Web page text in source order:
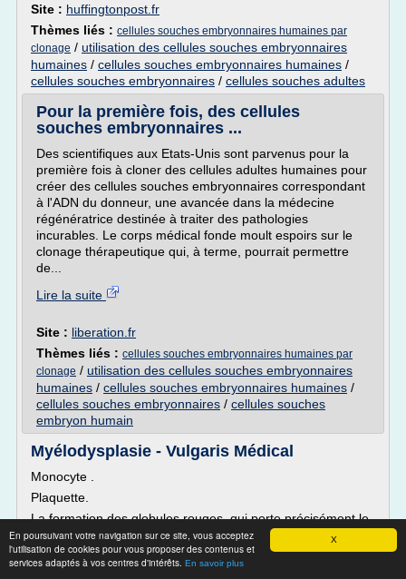
X
En poursuivant votre navigation sur ce site, vous acceptez
l'utilisation de cookies pour vous proposer des contenus et
services adaptés à vos centres d'intérêts. En savoir plus
Site : huffingtonpost.fr
Thèmes liés : cellules souches embryonnaires humaines par
clonage / utilisation des cellules souches embryonnaires
humaines / cellules souches embryonnaires humaines /
cellules souches embryonnaires / cellules souches adultes
Pour la première fois, des cellules
souches embryonnaires ...
Des scientifiques aux Etats-Unis sont parvenus pour la
première fois à cloner des cellules adultes humaines pour
créer des cellules souches embryonnaires correspondant
à l'ADN du donneur, une avancée dans la médecine
régénératrice destinée à traiter des pathologies
incurables. Le corps médical fonde moult espoirs sur le
clonage thérapeutique qui, à terme, pourrait permettre
de...
Lire la suite
Site : liberation.fr
Thèmes liés : cellules souches embryonnaires humaines par
clonage / utilisation des cellules souches embryonnaires
humaines / cellules souches embryonnaires humaines /
cellules souches embryonnaires / cellules souches
embryon humain
Myélodysplasie - Vulgaris Médical
Monocyte .
Plaquette.
La formation des globules rouges, qui porte précisément le
nom de l'érythropoïèse passe par plusieurs stades de
développement dont le premier stade transforme une
cellule totipotente en un proérythroblaste qui, à son tour, se